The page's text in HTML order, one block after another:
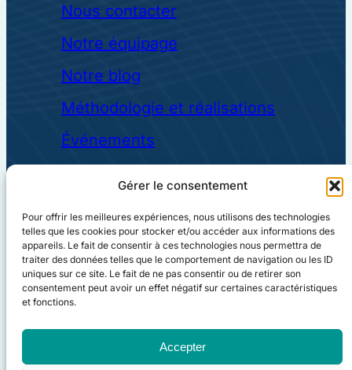
Gérer le consentement
Pour offrir les meilleures expériences, nous utilisons des technologies
telles que les cookies pour stocker et/ou accéder aux informations des
appareils. Le fait de consentir à ces technologies nous permettra de
traiter des données telles que le comportement de navigation ou les ID
uniques sur ce site. Le fait de ne pas consentir ou de retirer son
consentement peut avoir un effet négatif sur certaines caractéristiques
et fonctions.
Accepter
Nous contacter
Notre équipage
Notre blog
Méthodologie et réalisations
Événements
Liens utiles
Politique de confidentialité
Charte de sécurité
CGU
Plan du site